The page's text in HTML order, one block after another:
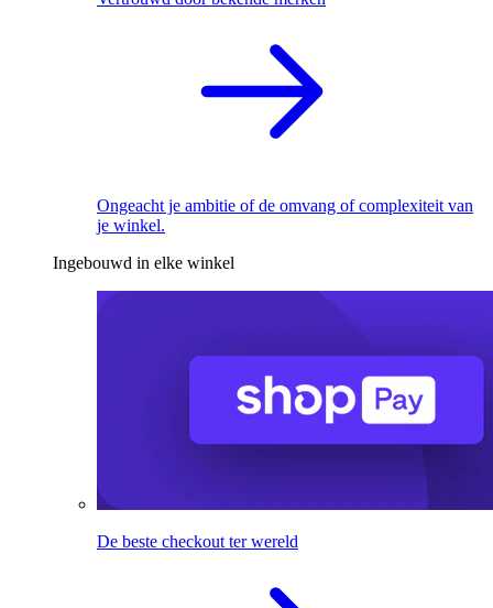
Ongeacht je ambitie of de omvang of complexiteit van
je winkel.
Ingebouwd in elke winkel
De beste checkout ter wereld